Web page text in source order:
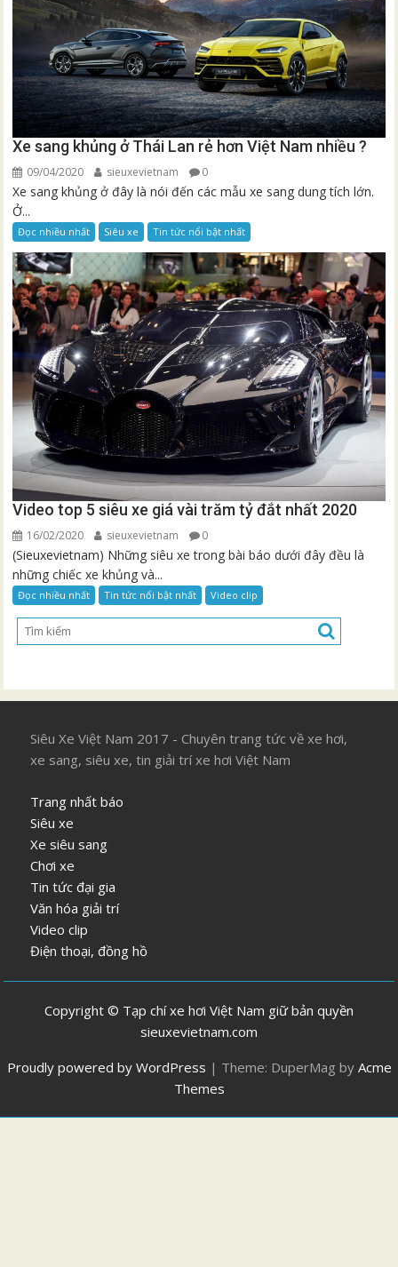
Xe sang khủng ở Thái Lan rẻ hơn Việt Nam nhiều ?
09/04/2020 sieuxevietnam 0
Xe sang khủng ở đây là nói đến các mẫu xe sang dung tích lớn.
Ở...
Đọc nhiều nhất Siêu xe Tin tức nổi bật nhất
Video top 5 siêu xe giá vài trăm tỷ đắt nhất 2020
16/02/2020 sieuxevietnam 0
(Sieuxevietnam) Những siêu xe trong bài báo dưới đây đều là
những chiếc xe khủng và...
Đọc nhiều nhất Tin tức nổi bật nhất Video clip
Siêu Xe Việt Nam 2017 - Chuyên trang tức về xe hơi,
xe sang, siêu xe, tin giải trí xe hơi Việt Nam
Trang nhất báo
Siêu xe
Xe siêu sang
Chơi xe
Tin tức đại gia
Văn hóa giải trí
Video clip
Điện thoại, đồng hồ
Copyright © Tạp chí xe hơi Việt Nam giữ bản quyền
sieuxevietnam.com
Proudly powered by WordPress | Theme: DuperMag by Acme
Themes